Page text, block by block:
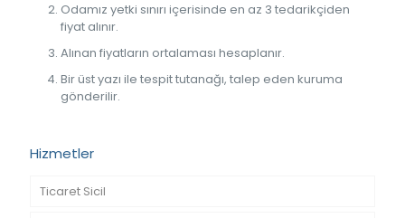
Odamız yetki sınırı içerisinde en az 3 tedarikçiden
fiyat alınır.
Alınan fiyatların ortalaması hesaplanır.
Bir üst yazı ile tespit tutanağı, talep eden kuruma
gönderilir.
Hizmetler
Ticaret Sicil